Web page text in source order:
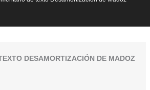
DESAMORTIZACIÓN DE MADOZ